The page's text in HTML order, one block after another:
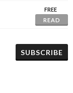
FREE
READ
SUBSCRIBE